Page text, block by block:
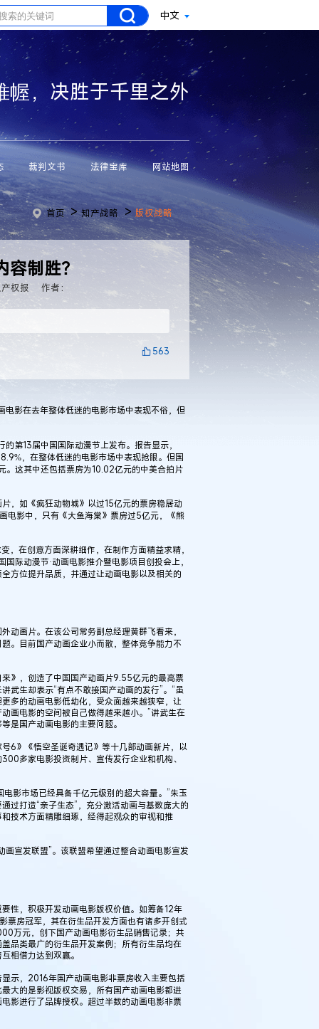
中文
幄，决胜于千里之外
裁判文书 法律宝库 网站地图
首页 >知产战略 >版权战略
容制胜？
权报 作者：
563
影在去年整体低迷的电影市场中表现不俗，但
13届中国国际动漫节上发布。报告显示，
，在整体低迷的电影市场中表现抢眼。但国
这其中还包括票房为10.02亿元的中美合拍片
如《疯狂动物城》以过15亿元的票房稳居动
电影中，只有《大鱼海棠》票房过5亿元，《熊
在创意方面深耕细作，在制作方面精益求精，
际动漫节·动画电影推介暨电影项目创投会上，
方位提升品质，并通过让动画电影以及相关的
画片。在该公司常务副总经理黄群飞看来，
。目前国产动画企业小而散，整体竞争能力不
，创造了中国国产动画片9.55亿元的最高票
武生却表示“有点不敢接国产动画的发行”。“虽
多的动画电影低幼化，受众面越来越狭窄，让
画电影的空间被自己做得越来越小。”讲武生在
是国产动画电影的主要问题。
》《悟空圣诞奇遇记》等十几部动画新片，以
多家电影投资制片、宣传发行企业和机构、
市场已经具备千亿元级别的超大容量。”朱玉
过打造“亲子生态”，充分激活动画与基数庞大的
技术方面精雕细琢，经得起观众的审视和推
宣发联盟”。该联盟希望通过整合动画电影宣发
，积极开发动画电影版权价值。如筹备12年
房冠军，其在衍生品开发方面也有诸多开创式
万元，创下国产动画电影衍生品销售记录；共
品类最广的衍生品开发案例；所有衍生品均在
相借力达到双赢。
，2016年国产动画电影非票房收入主要包括
大的是影视版权交易，所有国产动画电影都进
影进行了品牌授权。超过半数的动画电影非票